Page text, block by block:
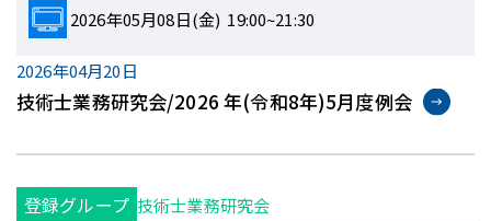
2026年05月08日(金) 19:00~21:30
2026年04月20日
技術士業務研究会/2026 年(令和8年)5月度例会
登録グループ 技術士業務研究会